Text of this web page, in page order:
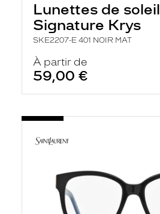
Lunettes de soleil
Signature Krys
SKE2207-E 401 NOIR MAT
À partir de
59,00 €